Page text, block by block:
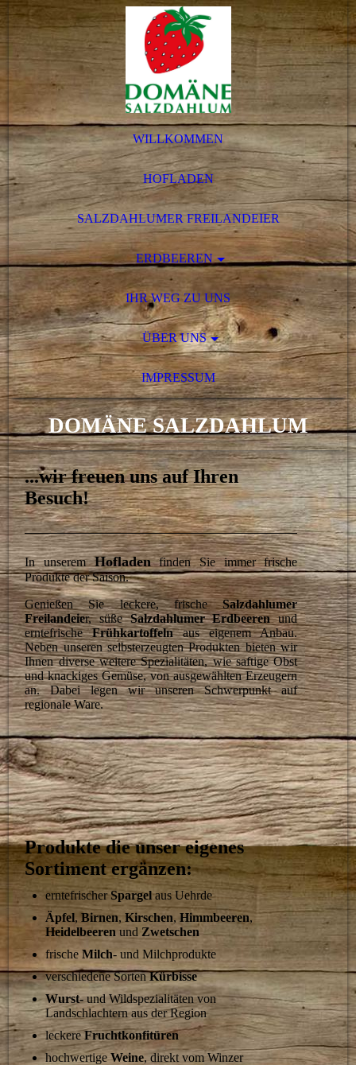
WILLKOMMEN
HOFLADEN
SALZDAHLUMER FREILANDEIER
ERDBEEREN
IHR WEG ZU UNS
ÜBER UNS
IMPRESSUM
DOMÄNE SALZDAHLUM
...wir freuen uns auf Ihren
Besuch!
In unseremHofladenfinden Sie immer frische
Produkte derSaison.
Genießen Sie leckere, frischeSalzdahlumer
Freilandeier, süßeSalzdahlumer Erdbeerenund
erntefrischeFrühkartoffelnaus eigenem Anbau.
Neben unseren selbsterzeugten Produkten bieten wir
Ihnen diverse weitere Spezialitäten, wie saftige Obst
und knackiges Gemüse, von ausgewählten Erzeugern
an. Dabei legen wir unseren Schwerpunkt auf
regionale Ware.
Produkte die unser eigenes
Sortiment ergänzen:
erntefrischerSpargelaus Uehrde
Äpfel, Birnen,Kirschen,Himmbeeren,
Heidelbeeren undZwetschen
frischeMilch- und Milchprodukte
verschiedene SortenKürbisse
Wurst-und Wildspezialitäten von
Landschlachtern aus der Region
leckereFruchtkonfitüren
hochwertigeWeine, direkt vom Winzer